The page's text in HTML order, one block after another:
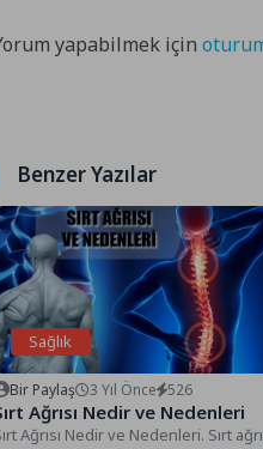
yapabilmek için
Benzer Yazılar
Sağlık
Bir Paylaş 3 Yıl Önce 526
Ağrısı Nedir ve Nedenleri
Ağrısı Nedir ve Nedenleri. Sırt